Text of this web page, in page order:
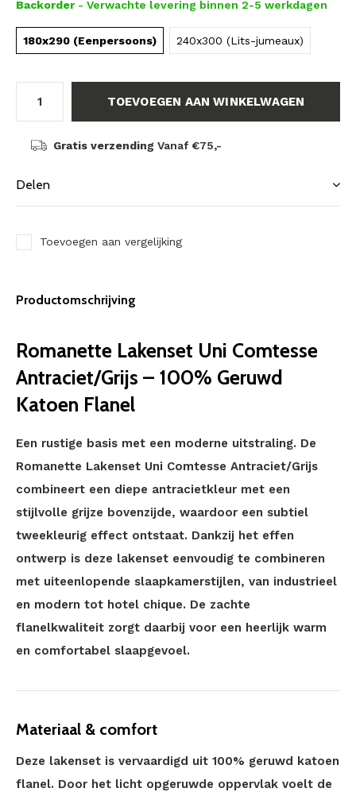
Backorder - Verwachte levering binnen 2-5 werkdagen
180x290 (Eenpersoons) 240x300 (Lits-jumeaux)
TOEVOEGEN AAN WINKELWAGEN
Gratis verzending Vanaf €75,-
Delen
Toevoegen aan vergelijking
Productomschrijving
Romanette Lakenset Uni Comtesse
Antraciet/Grijs – 100% Geruwd
Katoen Flanel
Een rustige basis met een moderne uitstraling. De
Romanette Lakenset Uni Comtesse Antraciet/Grijs
combineert een diepe antracietkleur met een
stijlvolle grijze bovenzijde, waardoor een subtiel
tweekleurig effect ontstaat. Dankzij het effen
ontwerp is deze lakenset eenvoudig te combineren
met uiteenlopende slaapkamerstijlen, van industrieel
en modern tot hotel chique. De zachte
flanelkwaliteit zorgt daarbij voor een heerlijk warm
en comfortabel slaapgevoel.
Materiaal & comfort
Deze lakenset is vervaardigd uit 100% geruwd katoen
flanel. Door het licht opgeruwde oppervlak voelt de